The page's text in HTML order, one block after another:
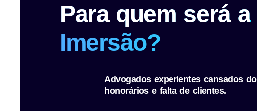
Para quem será a
Imersão?
Advogados experientes cansados
honorários e falta de clientes.​